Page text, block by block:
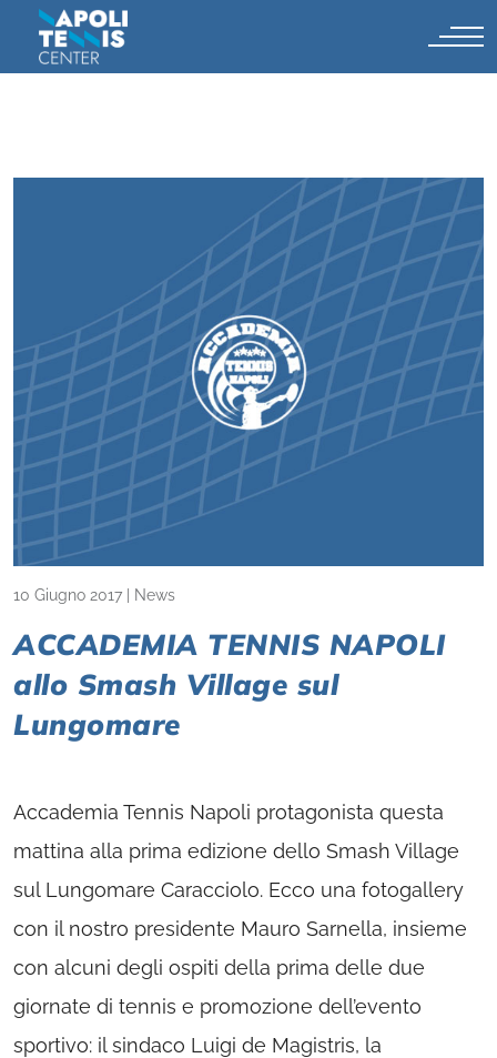
10 Giugno 2017 News
ACCADEMIA TENNIS NAPOLI
allo Smash Village sul
Lungomare
Accademia Tennis Napoli protagonista questa
mattina alla prima edizione dello Smash Village
sul Lungomare Caracciolo. Ecco una fotogallery
con il nostro presidente Mauro Sarnella, insieme
con alcuni degli ospiti della prima delle due
giornate di tennis e promozione dell’evento
sportivo: il sindaco Luigi de Magistris, la